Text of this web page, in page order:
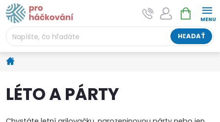
Prejsť
na
obsah
HĽADAŤ
NÁKUPNÝ
KOŠÍK
Domov
LÉTO A PÁRTY
AI asistent "pani Klubíčková" –
ProHackovani.cz
Jsme e-shop s více než osmiletou tradicí a máme pro
vás připraveno více než 25 tisíc produktů. Vše skladem,
připravené k odeslání.